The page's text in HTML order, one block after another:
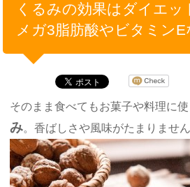
くるみの効果はダイエッ
メガ3脂肪酸やビタミンE
そのまま食べてもお菓子や料理に
み。香ばしさや風味がたまりませ